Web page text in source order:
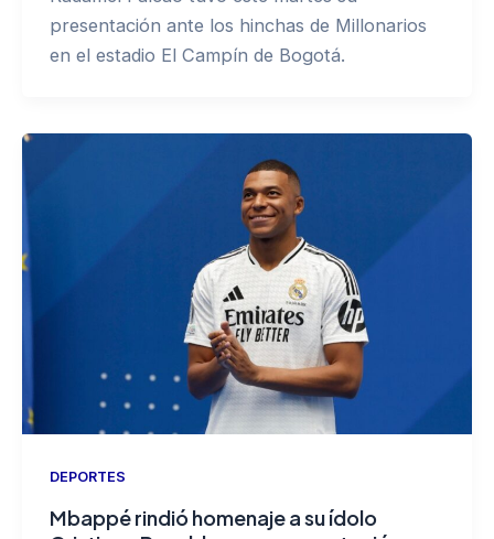
presentación ante los hinchas de Millonarios
en el estadio El Campín de Bogotá.
DEPORTES
Mbappé rindió homenaje a su ídolo